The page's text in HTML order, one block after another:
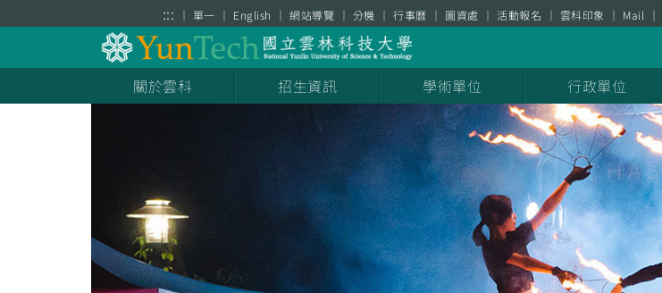
::: 單一 English 網站導覽 分機 行事曆 圖資處 活動報名 雲科印象 Mail
關於雲科 招生資訊 學術單位 行政單位